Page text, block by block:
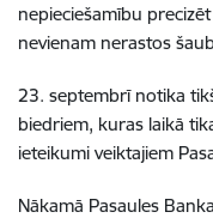
nepieciešamību
nevienam nerastos
23. septembrī notika
biedriem, kuras laikā
ieteikumi veiktajiem
Nākamā Pasaules